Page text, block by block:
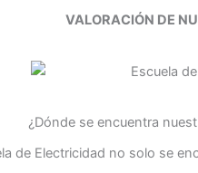
VALORACIÓN DE
¿Dónde se encuentra
de Electricidad no solo se